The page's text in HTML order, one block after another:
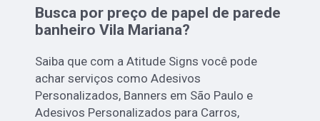
Busca por preço de papel de parede
banheiro Vila Mariana?
Saiba que com a Atitude Signs você pode
achar serviços como Adesivos
Personalizados, Banners em São Paulo e
Adesivos Personalizados para Carros,